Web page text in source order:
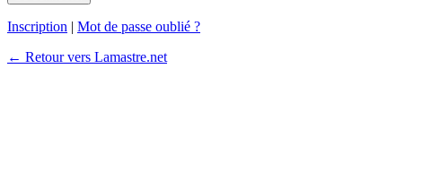
Inscription | Mot de passe oublié ?
← Retour vers Lamastre.net